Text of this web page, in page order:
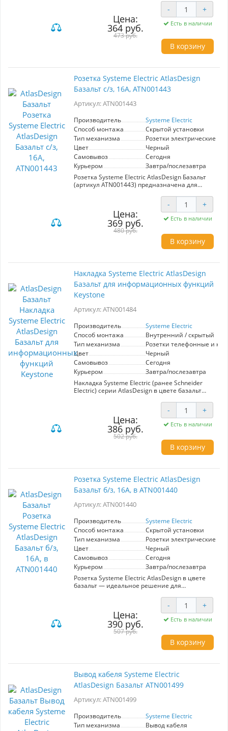
электрических приборов. Эстетичный дизайн
сочетается с высокой надежностью. Идеально
подходит для современных интерьеров.
Цена:
364 руб.
473 руб.
- +
Есть в наличии
В корзину
Розетка Systeme Electric AtlasDesign
Базальт с/з, 16А, ATN001443
Артикул: ATN001443
Производитель
Systeme Electric
Способ монтажа
Скрытой установки
Тип механизма
Розетки электрические
Цвет
Черный
Самовывоз
Сегодня
Курьером
Завтра/послезавтра
Розетка Systeme Electric AtlasDesign Базальт
(артикул ATN001443) предназначена для
помещениях. Обеспечивает надежное
подключение с максимальной нагрузкой 16А.
Стильный цвет базальт гармонично
вписывается в любой интерьер.
Изготавливается из качественных
материалов, что гарантирует долгий срок
службы и безопасность эксплуатации.
ценящих функциональность и элегантный
Цена:
369 руб.
480 руб.
- +
Есть в наличии
В корзину
Накладка Systeme Electric AtlasDesign
Базальт для информационных функций
Keystone
Артикул: ATN001484
Производитель
Systeme Electric
Способ монтажа
Внутренний / скрытый
Тип механизма
Розетки телефонные и
Цвет
Черный
Самовывоз
Сегодня
Курьером
Завтра/послезавтра
Накладка Systeme Electric (ранее Schneider
Electric) серии AtlasDesign в цвете базальт
модулями типа Keystone. Решение для
ценителей матовых поверхностей в
интерьере, к которым приятно прикоснуться.
Лицевые детали из качественного ABS-
пластика, устойчивого к царапинам и УФ-
Цена:
386 руб.
502 руб.
- +
Есть в наличии
В корзину
Розетка Systeme Electric AtlasDesign
Базальт б/з, 16А, в ATN001440
Артикул: ATN001440
Производитель
Systeme Electric
Способ монтажа
Скрытой установки
Тип механизма
Розетки электрические
Цвет
Черный
Самовывоз
Сегодня
Курьером
Завтра/послезавтра
Розетка Systeme Electric AtlasDesign в цвете
базальт — идеальное решение для
нагрузкой в 16А, она обеспечивает надежное
подключение электрических приборов в
бытовых и офисных условиях. Элегантный
цвет и стильный дизайн гармонично
вписываются в любые пространства,
подчеркивая их эстетическую ценность.
Розетка идеально подходит для установки в
обеспечивая удобный доступ к электричеству.
Используйте её для подключения
телевизоров, компьютеров и других бытовых
устройств, уверенно полагаясь на высокое
Цена:
390 руб.
507 руб.
- +
Есть в наличии
В корзину
Вывод кабеля Systeme Electric
AtlasDesign Базальт ATN001499
Артикул: ATN001499
Производитель
Systeme Electric
Тип механизма
Вывод кабеля